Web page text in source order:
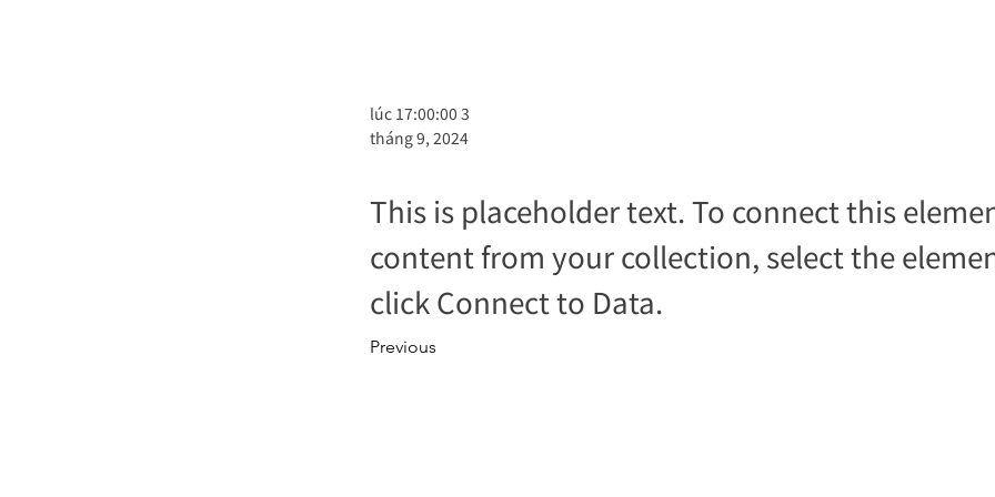
lúc 17:00:00 3
tháng 9, 2024
This is placeholder text. To connect this
content from your collection, select the
click Connect to Data.
Previous